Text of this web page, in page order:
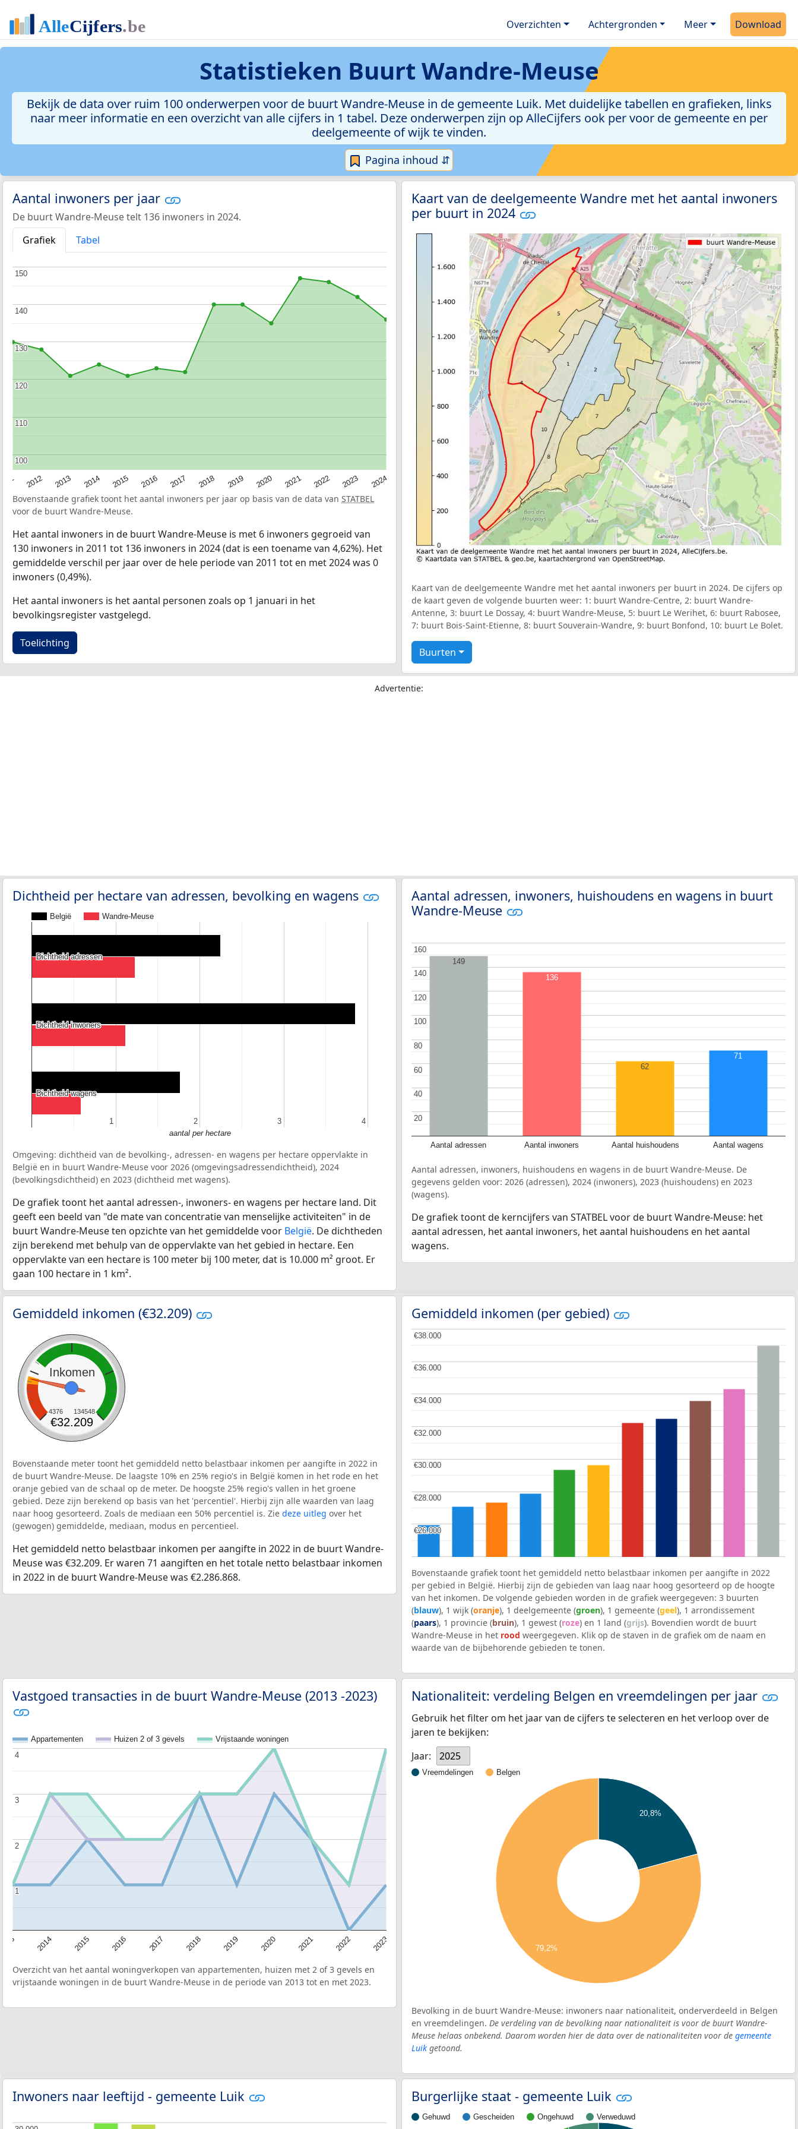
Overzichten Achtergronden Meer Download
Statistieken Buurt Wandre-Meuse
Bekijk de data over ruim 100 onderwerpen voor de buurt Wandre-Meuse in de gemeente Luik. Met duidelijke tabellen en grafieken, links
naar meer informatie en een overzicht van alle cijfers in 1 tabel. Deze onderwerpen zijn op AlleCijfers ook per voor de gemeente en per
deelgemeente of wijk te vinden.
Pagina inhoud ⇵
Aantal inwoners per jaar
De buurt Wandre-Meuse telt 136 inwoners in 2024.
Grafiek
Tabel
2012 2013 2014 2015 2016 2017 2018 2019 2020 2021 2022 2023 2024
100
100
110
110
120
120
130
130
140
140
150
150
Bovenstaande grafiek toont het aantal inwoners per jaar op basis van de data van STATBEL
voor de buurt Wandre-Meuse.
Het aantal inwoners in de buurt Wandre-Meuse is met 6 inwoners gegroeid van
130 inwoners in 2011 tot 136 inwoners in 2024 (dat is een toename van 4,62%). Het
gemiddelde verschil per jaar over de hele periode van 2011 tot en met 2024 was 0
inwoners (0,49%).
Het aantal inwoners is het aantal personen zoals op 1 januari in het
bevolkingsregister vastgelegd.
Toelichting
Kaart van de deelgemeente Wandre met het aantal inwoners
per buurt in 2024
Kaart van de deelgemeente Wandre met het aantal inwoners per buurt in 2024. De cijfers op
de kaart geven de volgende buurten weer: 1: buurt Wandre-Centre, 2: buurt Wandre-
Antenne, 3: buurt Le Dossay, 4: buurt Wandre-Meuse, 5: buurt Le Werihet, 6: buurt Rabosee,
7: buurt Bois-Saint-Etienne, 8: buurt Souverain-Wandre, 9: buurt Bonfond, 10: buurt Le Bolet.
Buurten
Advertentie:
Dichtheid per hectare van adressen, bevolking en wagens
België Wandre-Meuse
1
1 2
2 3
3 4
4
Dichtheid adressen
Dichtheid adressen
Dichtheid inwoners
Dichtheid inwoners
Dichtheid wagens
Dichtheid wagens
aantal per hectare
Omgeving: dichtheid van de bevolking-, adressen- en wagens per hectare oppervlakte in
België en in buurt Wandre-Meuse voor 2026 (omgevingsadressendichtheid), 2024
(bevolkingsdichtheid) en 2023 (dichtheid met wagens).
De grafiek toont het aantal adressen-, inwoners- en wagens per hectare land. Dit
geeft een beeld van "de mate van concentratie van menselijke activiteiten" in de
buurt Wandre-Meuse ten opzichte van het gemiddelde voor België. De dichtheden
zijn berekend met behulp van de oppervlakte van het gebied in hectare. Een
oppervlakte van een hectare is 100 meter bij 100 meter, dat is 10.000 m² groot. Er
gaan 100 hectare in 1 km².
Aantal adressen, inwoners, huishoudens en wagens in buurt
Wandre-Meuse
Aantal adressen Aantal inwoners Aantal huishoudens Aantal wagens
20
20
40
40
60
60
80
80
100
100
120
120
140
140
160
160
149
136
62
71
Aantal adressen, inwoners, huishoudens en wagens in de buurt Wandre-Meuse. De
gegevens gelden voor: 2026 (adressen), 2024 (inwoners), 2023 (huishoudens) en 2023
(wagens).
De grafiek toont de kerncijfers van STATBEL voor de buurt Wandre-Meuse: het
aantal adressen, het aantal inwoners, het aantal huishoudens en het aantal
wagens.
Gemiddeld inkomen (€32.209)
Inkomen
4376 134548
€32.209
Bovenstaande meter toont het gemiddeld netto belastbaar inkomen per aangifte in 2022 in
de buurt Wandre-Meuse. De laagste 10% en 25% regio's in België komen in het rode en het
oranje gebied van de schaal op de meter. De hoogste 25% regio's vallen in het groene
gebied. Deze zijn berekend op basis van het 'percentiel'. Hierbij zijn alle waarden van laag
naar hoog gesorteerd. Zoals de mediaan een 50% percentiel is. Zie deze uitleg over het
(gewogen) gemiddelde, mediaan, modus en percentieel.
Het gemiddeld netto belastbaar inkomen per aangifte in 2022 in de buurt Wandre-
Meuse was €32.209. Er waren 71 aangiften en het totale netto belastbaar inkomen
in 2022 in de buurt Wandre-Meuse was €2.286.868.
Gemiddeld inkomen (per gebied)
€26.000
€26.000
€28.000
€28.000
€30.000
€30.000
€32.000
€32.000
€34.000
€34.000
€36.000
€36.000
€38.000
€38.000
Bovenstaande grafiek toont het gemiddeld netto belastbaar inkomen per aangifte in 2022
per gebied in België. Hierbij zijn de gebieden van laag naar hoog gesorteerd op de hoogte
van het inkomen. De volgende gebieden worden in de grafiek weergegeven: 3 buurten
(blauw), 1 wijk (oranje), 1 deelgemeente (groen), 1 gemeente (geel), 1 arrondissement
(paars), 1 provincie (bruin), 1 gewest (roze) en 1 land (grijs). Bovendien wordt de buurt
Wandre-Meuse in het rood weergegeven. Klik op de staven in de grafiek om de naam en
waarde van de bijbehorende gebieden te tonen.
Vastgoed transacties in de buurt Wandre-Meuse (2013 -2023)
Appartementen Huizen 2 of 3 gevels Vrijstaande woningen
2014 2015 2016 2017 2018 2019 2020 2021 2022 2023
1
1
2
2
3
3
4
4
Overzicht van het aantal woningverkopen van appartementen, huizen met 2 of 3 gevels en
vrijstaande woningen in de buurt Wandre-Meuse in de periode van 2013 tot en met 2023.
Nationaliteit: verdeling Belgen en vreemdelingen per jaar
Gebruik het filter om het jaar van de cijfers te selecteren en het verloop over de
jaren te bekijken:
Jaar:
2025
Vreemdelingen Belgen
20,8%
79,2%
Bevolking in de buurt Wandre-Meuse: inwoners naar nationaliteit, onderverdeeld in Belgen
en vreemdelingen. De verdeling van de bevolking naar nationaliteit is voor de buurt Wandre-
Meuse helaas onbekend. Daarom worden hier de data over de nationaliteiten voor de gemeente
Luik getoond.
Inwoners naar leeftijd - gemeente Luik Burgerlijke staat - gemeente Luik
Gehuwd Gescheiden Ongehuwd Verweduwd